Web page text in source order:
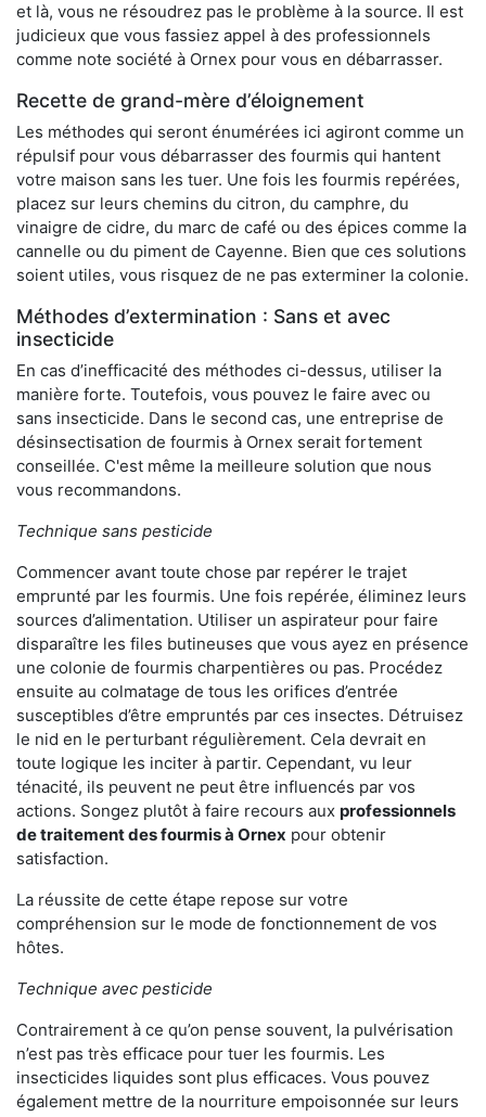
et là, vous ne résoudrez pas le problème à la source. Il est
judicieux que vous fassiez appel à des professionnels
comme note société à Ornex pour vous en débarrasser.
Recette de grand-mère d’éloignement
Les méthodes qui seront énumérées ici agiront comme un
répulsif pour vous débarrasser des fourmis qui hantent
votre maison sans les tuer. Une fois les fourmis repérées,
placez sur leurs chemins du citron, du camphre, du
vinaigre de cidre, du marc de café ou des épices comme la
cannelle ou du piment de Cayenne. Bien que ces solutions
soient utiles, vous risquez de ne pas exterminer la colonie.
Méthodes d’extermination : Sans et avec
insecticide
En cas d’inefficacité des méthodes ci-dessus, utiliser la
manière forte. Toutefois, vous pouvez le faire avec ou
sans insecticide. Dans le second cas, une entreprise de
désinsectisation de fourmis à Ornex serait fortement
conseillée. C'est même la meilleure solution que nous
vous recommandons.
Technique sans pesticide
Commencer avant toute chose par repérer le trajet
emprunté par les fourmis. Une fois repérée, éliminez leurs
sources d’alimentation. Utiliser un aspirateur pour faire
disparaître les files butineuses que vous ayez en présence
une colonie de fourmis charpentières ou pas. Procédez
ensuite au colmatage de tous les orifices d’entrée
susceptibles d’être empruntés par ces insectes. Détruisez
le nid en le perturbant régulièrement. Cela devrait en
toute logique les inciter à partir. Cependant, vu leur
ténacité, ils peuvent ne peut être influencés par vos
actions. Songez plutôt à faire recours aux professionnels
de traitement des fourmis à Ornex pour obtenir
satisfaction.
La réussite de cette étape repose sur votre
compréhension sur le mode de fonctionnement de vos
hôtes.
Technique avec pesticide
Contrairement à ce qu’on pense souvent, la pulvérisation
n’est pas très efficace pour tuer les fourmis. Les
insecticides liquides sont plus efficaces. Vous pouvez
également mettre de la nourriture empoisonnée sur leurs